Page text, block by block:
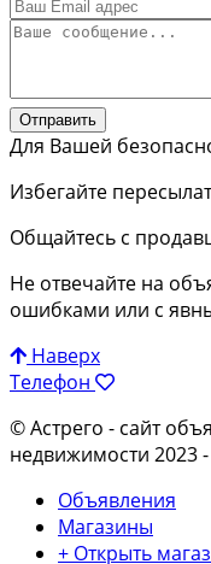
Отправить
Для Вашей
Избегайте
Общайтесь с
Не отвечайте на
ошибками или с
Наверх
Телефон
© Астрего - сайт
недвижимости 2023
Объявления
Магазины
+ Открыть